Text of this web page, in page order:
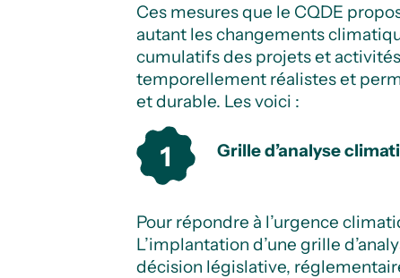
Ces mesures que le CQDE
autant les changements
cumulatifs des projets et
temporellement réalistes et
et durable. Les voici :
Grille d’analyse
Pour répondre à l’urgence
L’implantation d’une grille
décision législative,